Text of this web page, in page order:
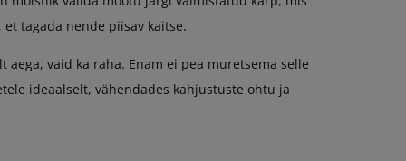
tagada nende piisav kaitse.
vaid ka raha. Enam ei pea muretsema selle
ideaalselt, vähendades kahjustuste ohtu ja